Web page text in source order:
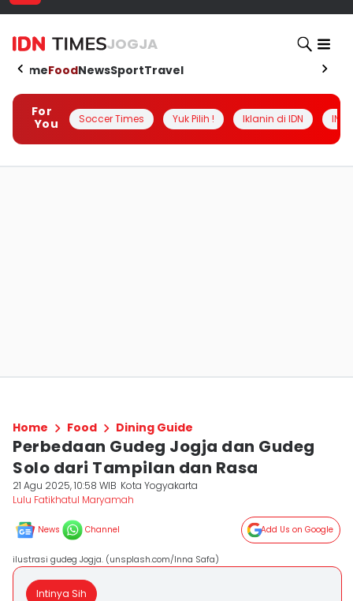
JOGJA
HomeFoodNewsSportTravel
For
You
Soccer Times Yuk Pilih ! Iklanin di IDN
Home Food Dining Guide
Perbedaan Gudeg Jogja dan Gudeg
Solo dari Tampilan dan Rasa
21 Agu 2025, 10:58 WIB Kota Yogyakarta
Lulu Fatikhatul Maryamah
News Channel Add Us on Google
ilustrasi gudeg Jogja. (unsplash.com/Inna Safa)
Intinya Sih